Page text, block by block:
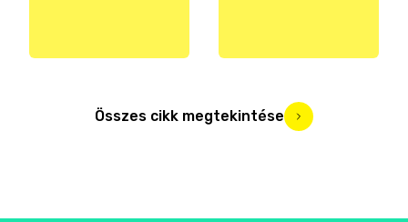
Összes cikk megtekintése